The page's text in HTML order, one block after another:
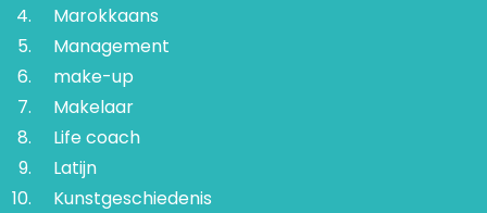
Marokkaans
Management
make-up
Makelaar
Life coach
Latijn
Kunstgeschiedenis